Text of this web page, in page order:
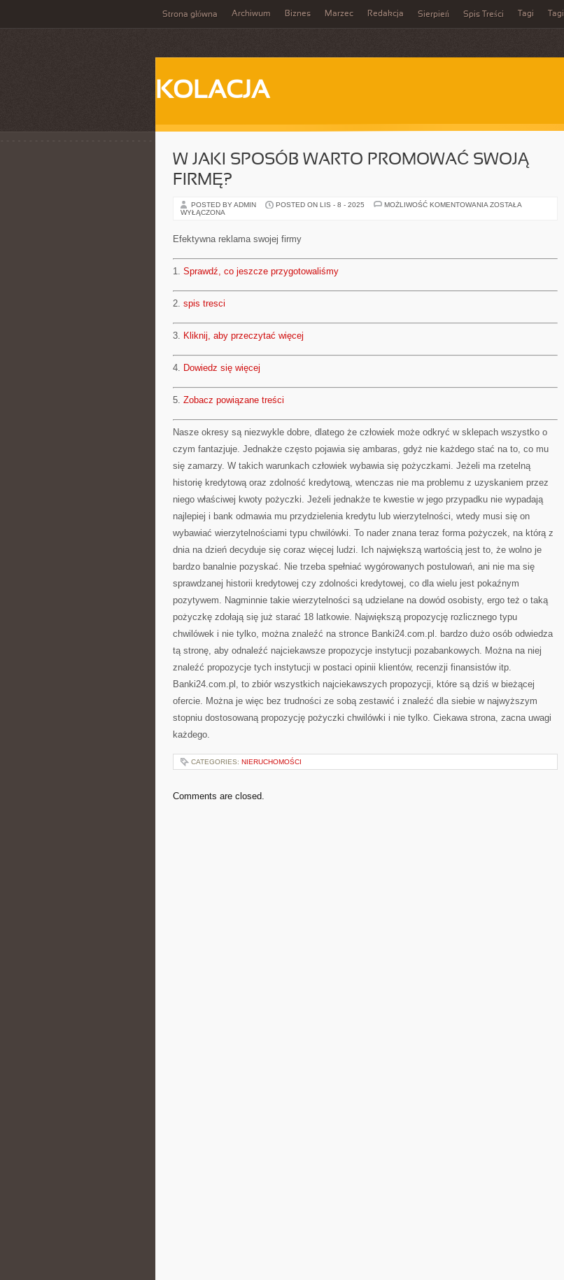
Strona główna Archiwum Biznes Marzec Redakcja Sierpień Spis Treści Tagi Tagi
KOLACJA
W JAKI SPOSÓB WARTO PROMOWAĆ SWOJĄ
FIRMĘ?
POSTED BY ADMIN POSTED ON LIS - 8 - 2025 MOŻLIWOŚĆ KOMENTOWANIA W
ZOSTAŁA
WYŁĄCZONA
Efektywna reklama swojej firmy
1. Sprawdź, co jeszcze przygotowaliśmy
2. spis tresci
3. Kliknij, aby przeczytać więcej
4. Dowiedz się więcej
5. Zobacz powiązane treści
Nasze okresy są niezwykle dobre, dlatego że człowiek może odkryć w sklepach wszystko o
czym fantazjuje. Jednakże często pojawia się ambaras, gdyż nie każdego stać na to, co mu
się zamarzy. W takich warunkach człowiek wybawia się pożyczkami. Jeżeli ma rzetelną
historię kredytową oraz zdolność kredytową, wtenczas nie ma problemu z uzyskaniem przez
niego właściwej kwoty pożyczki. Jeżeli jednakże te kwestie w jego przypadku nie wypadają
najlepiej i bank odmawia mu przydzielenia kredytu lub wierzytelności, wtedy musi się on
wybawiać wierzytelnościami typu chwilówki. To nader znana teraz forma pożyczek, na którą z
dnia na dzień decyduje się coraz więcej ludzi. Ich największą wartością jest to, że wolno je
bardzo banalnie pozyskać. Nie trzeba spełniać wygórowanych postulowań, ani nie ma się
sprawdzanej historii kredytowej czy zdolności kredytowej, co dla wielu jest pokaźnym
pozytywem. Nagminnie takie wierzytelności są udzielane na dowód osobisty, ergo też o taką
pożyczkę zdołają się już starać 18 latkowie. Największą propozycję rozlicznego typu
chwilówek i nie tylko, można znaleźć na stronce Banki24.com.pl. bardzo dużo osób odwiedza
tą stronę, aby odnaleźć najciekawsze propozycje instytucji pozabankowych. Można na niej
znaleźć propozycje tych instytucji w postaci opinii klientów, recenzji finansistów itp.
Banki24.com.pl, to zbiór wszystkich najciekawszych propozycji, które są dziś w bieżącej
ofercie. Można je więc bez trudności ze sobą zestawić i znaleźć dla siebie w najwyższym
stopniu dostosowaną propozycję pożyczki chwilówki i nie tylko. Ciekawa strona, zacna uwagi
każdego.
CATEGORIES: NIERUCHOMOŚCI
Comments are closed.